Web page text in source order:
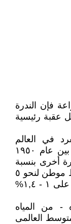
فإن الندرة
عقبة رئيسية
في العالم
العربي من المياه المتجددة بنسبة ٧٥% بين عام ١٩٥٠
مرة أخرى بنسبة
٤٠% بحلول عام ٢٠٥٠ ، والشرق الأوسط موطن لنحو ٥
- ٦ % من سكان العالم لكنه لا يحتوي إلا على ١ - ١,٤%
- من المياه
العالمى